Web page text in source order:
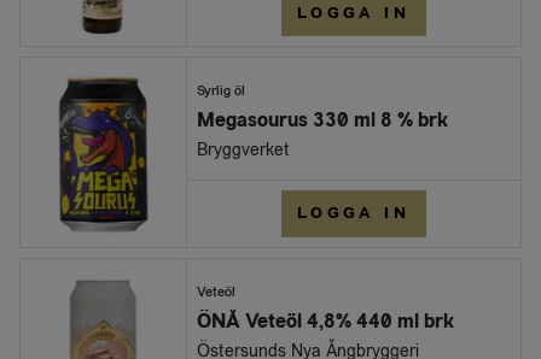
LOGGA IN
Syrlig öl
Megasourus 330 ml 8 % brk
Bryggverket
LOGGA IN
Veteöl
ÖNÅ Veteöl 4,8% 440 ml brk
Östersunds Nya Ångbryggeri